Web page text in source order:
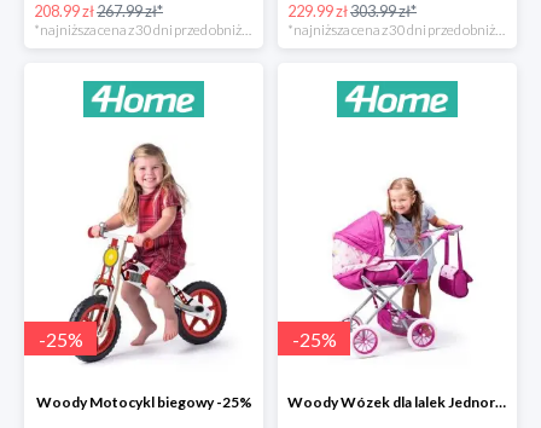
208.99 zł267.99 zł*
*najniższa cena z 30 dni przed obniżką
229.99 zł303.99 zł*
*najniższa cena z 30 dni przed obniżką
-25%
Woody Motocykl biegowy -25%
-25%
Woody Wózek dla lalek Jednorożec -25%